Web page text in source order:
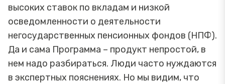
высоких ставок по вкладам и низкой
осведомленности о деятельности
негосударственных пенсионных фондов (НПФ).
Да и сама Программа – продукт непростой, в
нем надо разбираться. Люди часто нуждаются
в экспертных пояснениях. Но мы видим, что